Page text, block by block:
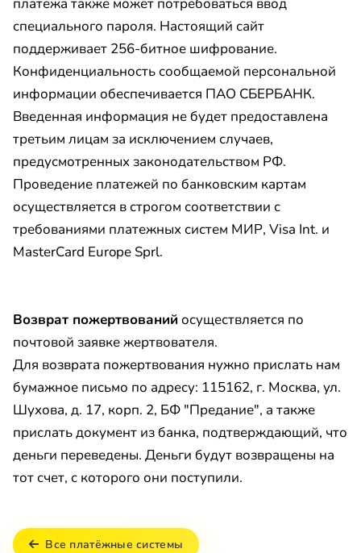
специального пароля. Настоящий сайт
поддерживает 256-битное шифрование.
Конфиденциальность сообщаемой персональной
информации обеспечивается ПАО СБЕРБАНК.
Введенная информация не будет предоставлена
третьим лицам за исключением случаев,
предусмотренных законодательством РФ.
Проведение платежей по банковским картам
осуществляется в строгом соответствии с
требованиями платежных систем МИР, Visa Int. и
MasterCard Europe Sprl.
Возврат пожертвований осуществляется по
почтовой заявке жертвователя.
Для возврата пожертвования нужно прислать нам
бумажное письмо по адресу: 115162, г. Москва, ул.
Шухова, д. 17, корп. 2, БФ "Предание", а также
прислать документ из банка, подтверждающий, что
деньги переведены. Деньги будут возвращены на
тот счет, с которого они поступили.
Все платёжные системы